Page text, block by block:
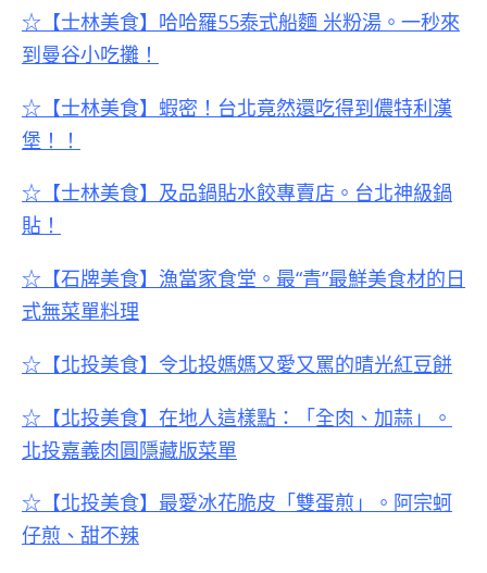
☆【士林美食】哈哈羅55泰式船麵 米粉湯。一秒來
到曼谷小吃攤！
☆【士林美食】蝦密！台北竟然還吃得到儂特利漢
堡！！
☆【士林美食】及品鍋貼水餃專賣店。台北神級鍋
貼！
☆【石牌美食】漁當家食堂。最“青”最鮮美食材的日
式無菜單料理
☆【北投美食】令北投媽媽又愛又罵的晴光紅豆餅
☆【北投美食】在地人這樣點：「全肉、加蒜」。
北投嘉義肉圓隱藏版菜單
☆【北投美食】最愛冰花脆皮「雙蛋煎」。阿宗蚵
仔煎、甜不辣